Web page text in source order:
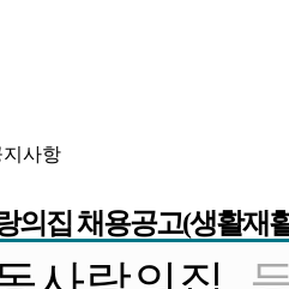
지사항
의집 채용공고(생활재